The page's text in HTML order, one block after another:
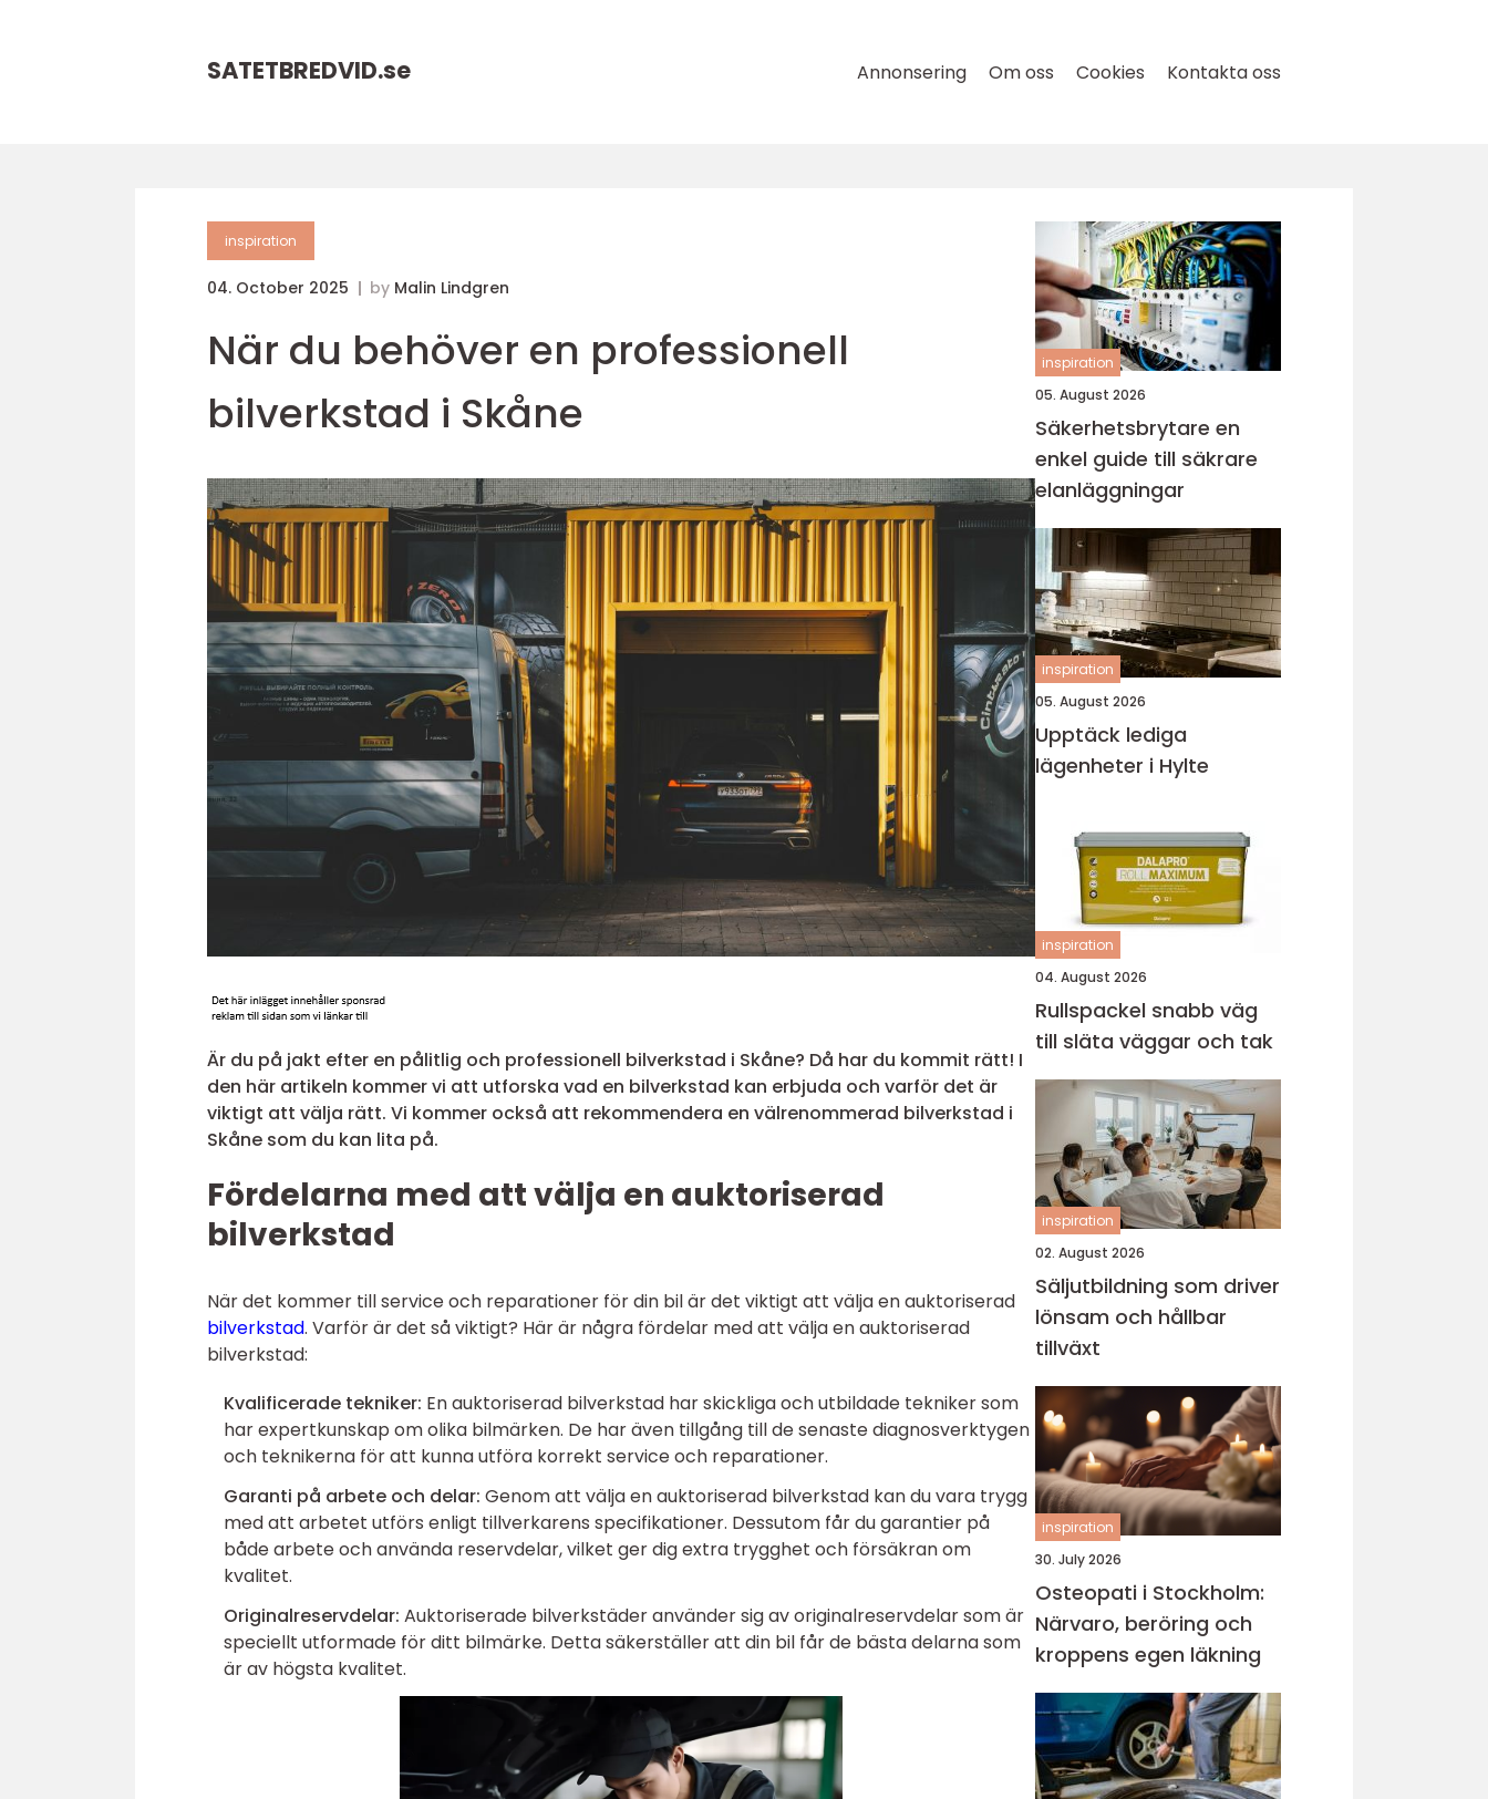
SATETBREDVID.se Annonsering Om oss Cookies Kontakta oss
inspiration
04. October 2025 by Malin Lindgren
När du behöver en professionell
bilverkstad i Skåne
Är du på jakt efter en pålitlig och professionell bilverkstad i Skåne? Då har du kommit rätt! I
den här artikeln kommer vi att utforska vad en bilverkstad kan erbjuda och varför det är
viktigt att välja rätt. Vi kommer också att rekommendera en välrenommerad bilverkstad i
Skåne som du kan lita på.
Fördelarna med att välja en auktoriserad
bilverkstad
När det kommer till service och reparationer för din bil är det viktigt att välja en auktoriserad
bilverkstad. Varför är det så viktigt? Här är några fördelar med att välja en auktoriserad
bilverkstad:
Kvalificerade tekniker: En auktoriserad bilverkstad har skickliga och utbildade tekniker som
har expertkunskap om olika bilmärken. De har även tillgång till de senaste diagnosverktygen
och teknikerna för att kunna utföra korrekt service och reparationer.
Garanti på arbete och delar: Genom att välja en auktoriserad bilverkstad kan du vara trygg
med att arbetet utförs enligt tillverkarens specifikationer. Dessutom får du garantier på
både arbete och använda reservdelar, vilket ger dig extra trygghet och försäkran om
kvalitet.
Originalreservdelar: Auktoriserade bilverkstäder använder sig av originalreservdelar som är
speciellt utformade för ditt bilmärke. Detta säkerställer att din bil får de bästa delarna som
är av högsta kvalitet.
inspiration
05. August 2026
Säkerhetsbrytare en
enkel guide till säkrare
elanläggningar
inspiration
05. August 2026
Upptäck lediga
lägenheter i Hylte
inspiration
04. August 2026
Rullspackel snabb väg
till släta väggar och tak
inspiration
02. August 2026
Säljutbildning som driver
lönsam och hållbar
tillväxt
inspiration
30. July 2026
Osteopati i Stockholm:
Närvaro, beröring och
kroppens egen läkning